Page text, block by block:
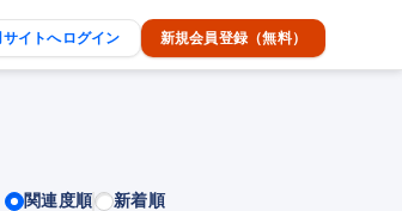
イトへログイン 新規会員登録（無料）
関連度順 新着順